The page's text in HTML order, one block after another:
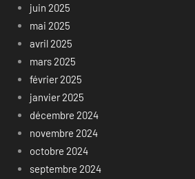
juin 2025
mai 2025
avril 2025
mars 2025
février 2025
janvier 2025
décembre 2024
novembre 2024
octobre 2024
septembre 2024